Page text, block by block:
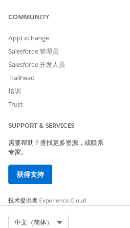
便与您的阶段管理设置一起使用。
贵组织的需求。
使用批量分配审核流模板创建流。
要启动批量分配审核流模板的版
另请参阅：
表单框架
阶段管理
创建并配置 Lightning Experience
COMMUNITY
AppExchange
Salesforce 管理员
Salesforce 开发人员
Trailhead
培训
Trust
SUPPORT & SERVICES
需要帮助？查找更多资源，或联系
专家。
获得支持
技术提供者 Experience Cloud
中文（简体）